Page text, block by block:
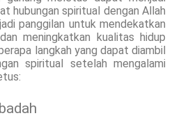
hubungan spiritual dengan Allah
panggilan untuk mendekatkan
meningkatkan kualitas hidup
langkah yang dapat diambil
spiritual setelah mengalami